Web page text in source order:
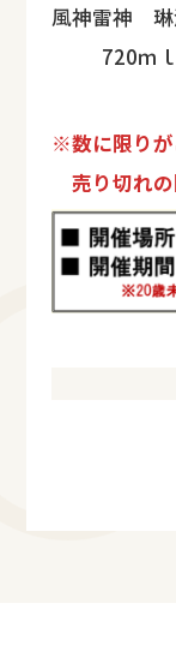
風神雷神 琳
720ｍｌ
※数に限りが
売り切れ